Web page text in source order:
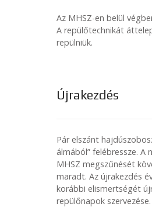
Az MHSZ-en belül
A repülőtechnikát
repülniük.
Újrakezdés
Pár elszánt
álmából” felébressze.
MHSZ megszűnését
maradt. Az újrakezdés
korábbi elismertségét
repülőnapok szervezése.